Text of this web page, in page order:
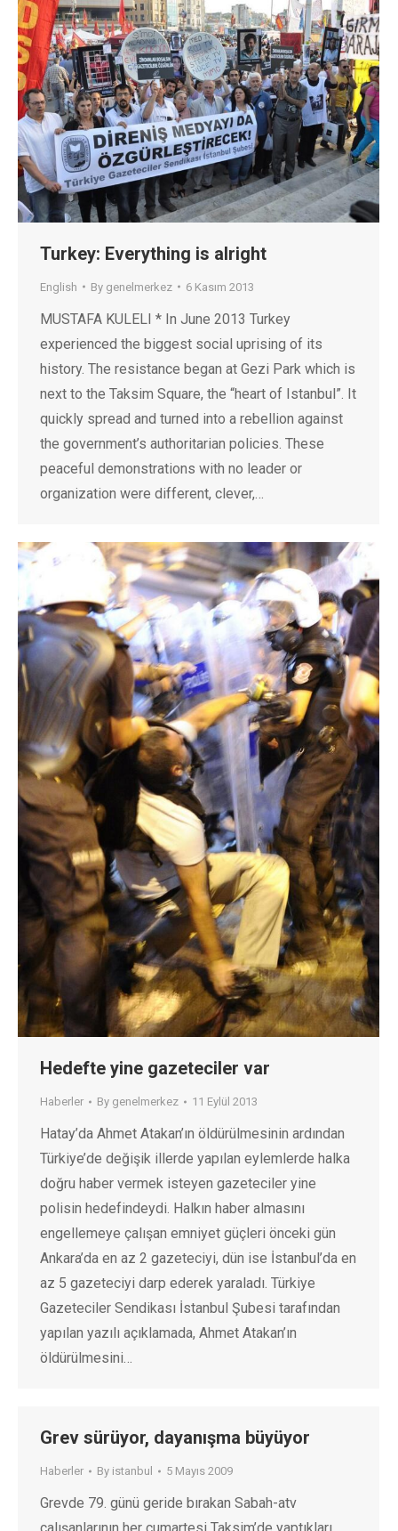
Turkey: Everything is alright
English By genelmerkez 6 Kasım 2013
MUSTAFA KULELI * In June 2013 Turkey
experienced the biggest social uprising of its
history. The resistance began at Gezi Park which is
next to the Taksim Square, the “heart of Istanbul”. It
quickly spread and turned into a rebellion against
the government’s authoritarian policies. These
peaceful demonstrations with no leader or
organization were different, clever,…
Hedefte yine gazeteciler var
Haberler By genelmerkez 11 Eylül 2013
Hatay’da Ahmet Atakan’ın öldürülmesinin ardından
Türkiye’de değişik illerde yapılan eylemlerde halka
doğru haber vermek isteyen gazeteciler yine
polisin hedefindeydi. Halkın haber almasını
engellemeye çalışan emniyet güçleri önceki gün
Ankara’da en az 2 gazeteciyi, dün ise İstanbul’da en
az 5 gazeteciyi darp ederek yaraladı. Türkiye
Gazeteciler Sendikası İstanbul Şubesi tarafından
yapılan yazılı açıklamada, Ahmet Atakan’ın
öldürülmesini…
Grev sürüyor, dayanışma büyüyor
Haberler By istanbul 5 Mayıs 2009
Grevde 79. günü geride bırakan Sabah-atv